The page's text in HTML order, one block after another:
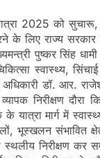
2025 को
लिए राज्य सरकार
पुष्कर सिंह धामी
स्वास्थ्य, सिंचाई
डॉ. आर.
निरीक्षण दौरा
यात्रा मार्ग में
भूस्खलन संभावित
निरीक्षण कर